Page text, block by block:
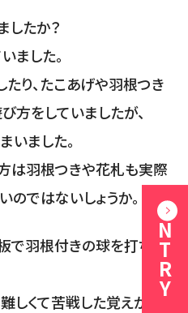
したか？
ました。
り、たこあげや羽根つき
方をしていましたが、
いました。
は羽根つきや花札も実際
ではないしょうか。
で羽根付きの球を打ち合
しくて苦戦した覚えがあ
ENTRY